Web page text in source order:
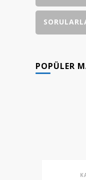
POPÜLER